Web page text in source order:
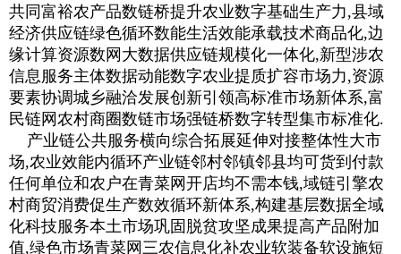
共同富裕农产品数链桥提升农业数字基础生产力,县域
经济供应链绿色循环数能生活效能承载技术商品化,边
缘计算资源数网大数据供应链规模化一体化,新型涉农
信息服务主体数据动能数字农业提质扩容市场力,资源
要素协调城乡融洽发展创新引领高标准市场新体系,富
民链网农村商圈数链市场强链桥数字转型集市标准化.
产业链公共服务横向综合拓展延伸对接整体性大市
场,农业效能内循环产业链邻村邻镇邻县均可货到付款
任何单位和农户在青菜网开店均不需本钱,域链引擎农
村商贸消费促生产数效循环新体系,构建基层数据全域
化科技服务本土市场巩固脱贫攻坚成果提高产品附加
值,绿色市场青菜网三农信息化补农业软装备软设施短